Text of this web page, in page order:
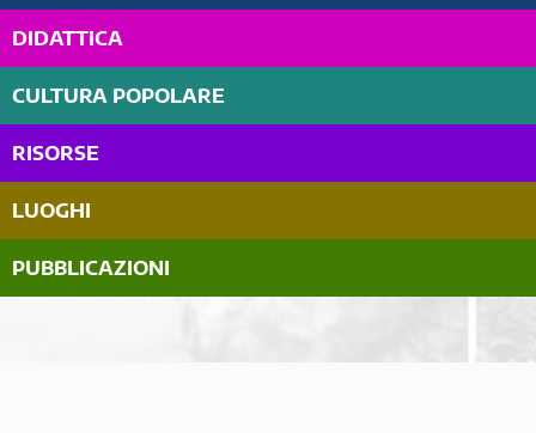
DIDATTICA
CULTURA POPOLARE
RISORSE
LUOGHI
PUBBLICAZIONI